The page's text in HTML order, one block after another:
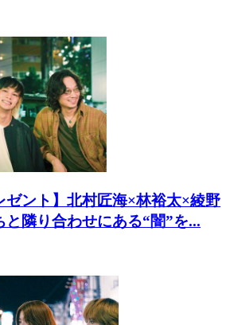
ゼント】北村匠海×林裕太×綾野
と隣り合わせにある“闇”を...